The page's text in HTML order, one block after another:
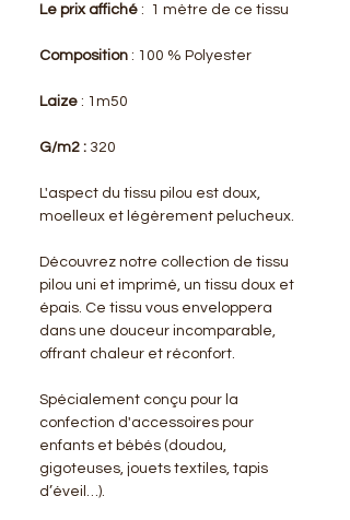
Le prix affiché : 1 mètre de ce tissu
Composition : 100 % Polyester
Laize : 1m50
G/m2 : 320
L'aspect du tissu pilou est doux,
moelleux et légèrement pelucheux.
Découvrez notre collection de tissu
pilou uni et imprimé, un tissu doux et
épais. Ce tissu vous enveloppera
dans une douceur incomparable,
offrant chaleur et réconfort.
Spécialement conçu pour la
confection d'accessoires pour
enfants et bébés (doudou,
gigoteuses, jouets textiles, tapis
d’éveil…).